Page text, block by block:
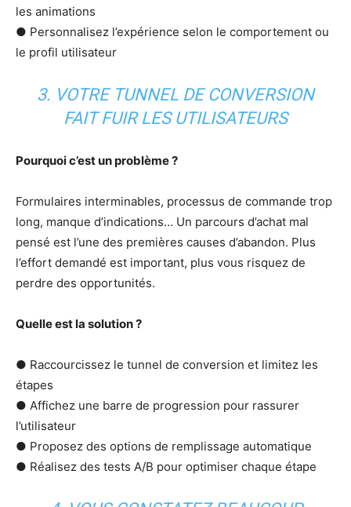
les animations
● Personnalisez l’expérience selon le comportement ou
le profil utilisateur
3. VOTRE TUNNEL DE CONVERSION
FAIT FUIR LES UTILISATEURS
Pourquoi c’est un problème ?
Formulaires interminables, processus de commande trop
long, manque d’indications… Un parcours d’achat mal
pensé est l’une des premières causes d’abandon. Plus
l’effort demandé est important, plus vous risquez de
perdre des opportunités.
Quelle est la solution ?
● Raccourcissez le tunnel de conversion et limitez les
étapes
● Affichez une barre de progression pour rassurer
l’utilisateur
● Proposez des options de remplissage automatique
● Réalisez des tests A/B pour optimiser chaque étape